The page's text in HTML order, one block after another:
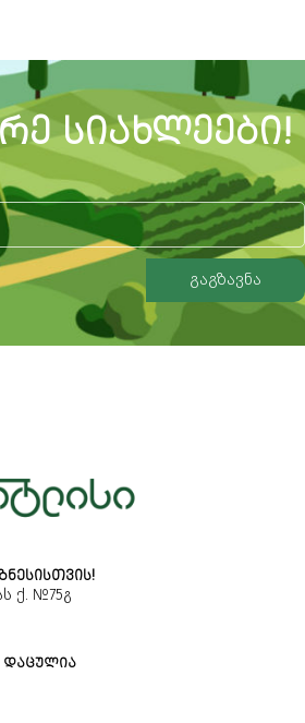
ᲡᲘᲐᲮᲚᲔᲔᲑᲘ!
გაგზავნა
ქ. №75გ
ᲓᲐᲪᲣᲚᲘᲐ